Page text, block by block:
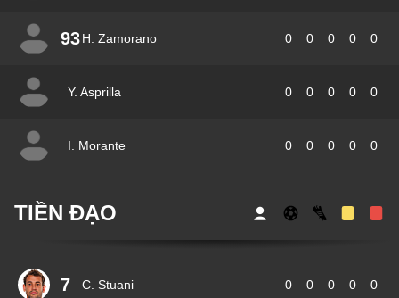
93H. Zamorano 0 0 0 0 0
Y. Asprilla 0 0 0 0 0
I. Morante 0 0 0 0 0
TIỀN ĐẠO
7 C. Stuani 0 0 0 0 0